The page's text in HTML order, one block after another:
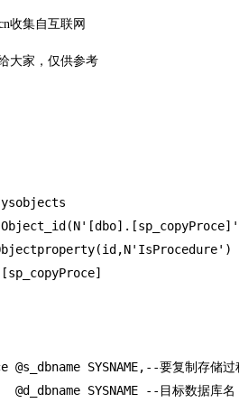
收集自互联网
大家，仅供参考
@s_dbname SYSNAME,--要复制存储
@d_dbname SYSNAME --目标数据库名